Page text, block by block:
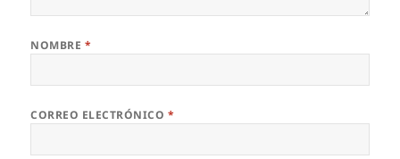
NOMBRE *
CORREO ELECTRÓNICO *